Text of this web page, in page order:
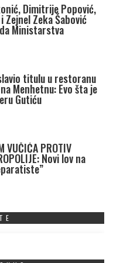
Dimitrije Popović,
Zejnel Zeka Šabović
Ministarstva
titulu u restoranu
Menhetnu: Evo šta je
Gutiću
VUČIĆA PROTIV
Novi lov na